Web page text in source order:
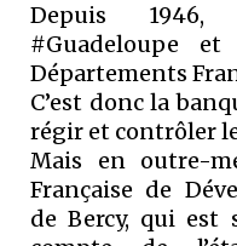
Depuis
#Guadeloupe
Départements
C’est donc la
régir et contrôler
Mais en outre-
Française de
de Bercy, qui est